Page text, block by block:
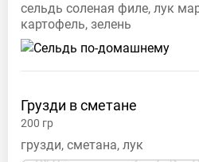
сельдь соленая филе, лук
картофель, зелень
Грузди всметане
200 гр
грузди, сметана, лук